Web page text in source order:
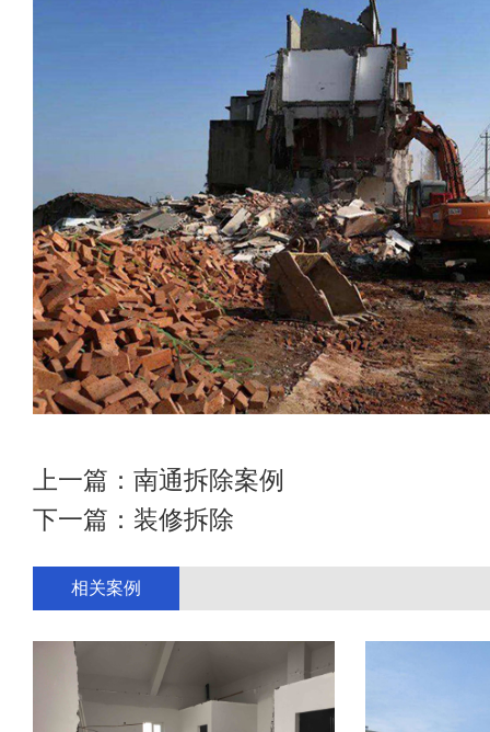
上一篇： 南通拆除案例
下一篇： 装修拆除
相关案例